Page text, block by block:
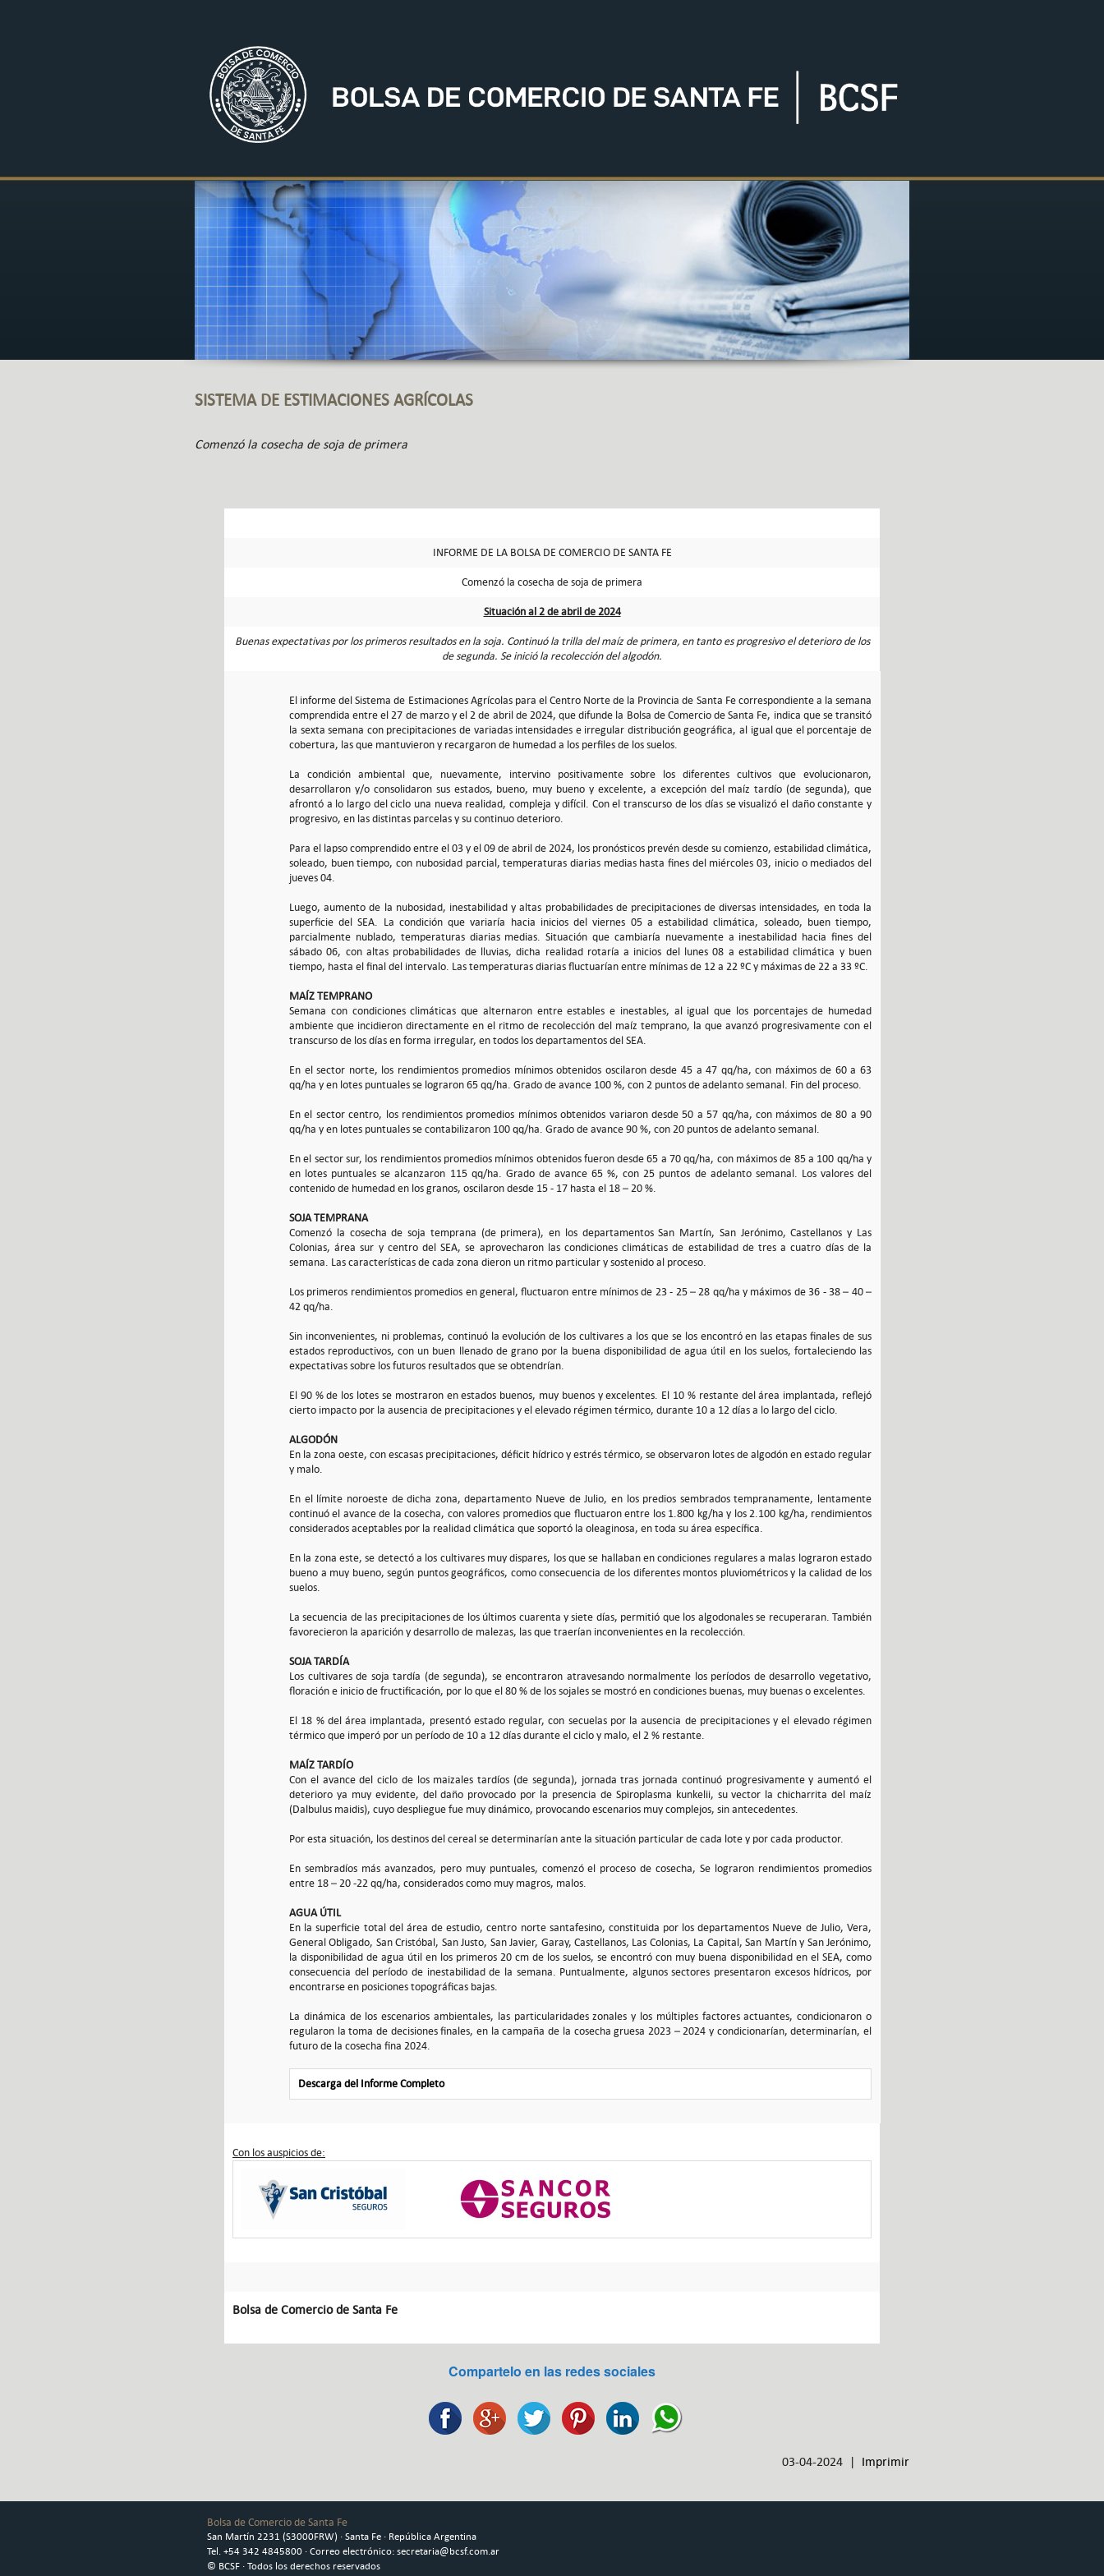
SISTEMA DE ESTIMACIONES AGRÍCOLAS
Comenzó la cosecha de soja de primera
INFORME DE LA BOLSA DE COMERCIO DE SANTA FE
Comenzó la cosecha de soja de primera
Situación al 2 de abril de 2024
Buenas expectativas por los primeros resultados en la soja. Continuó la trilla del maíz de primera, en tanto es progresivo el deterioro de los
de segunda. Se inició la recolección del algodón.
El informe del Sistema de Estimaciones Agrícolas para el Centro Norte de la Provincia de Santa Fe correspondiente a la semana
comprendida entre el 27 de marzo y el 2 de abril de 2024, que difunde la Bolsa de Comercio de Santa Fe, indica que se transitó
la sexta semana con precipitaciones de variadas intensidades e irregular distribución geográfica, al igual que el porcentaje de
cobertura, las que mantuvieron y recargaron de humedad a los perfiles de los suelos.
La condición ambiental que, nuevamente, intervino positivamente sobre los diferentes cultivos que evolucionaron,
desarrollaron y/o consolidaron sus estados, bueno, muy bueno y excelente, a excepción del maíz tardío (de segunda), que
afrontó a lo largo del ciclo una nueva realidad, compleja y difícil. Con el transcurso de los días se visualizó el daño constante y
progresivo, en las distintas parcelas y su continuo deterioro.
Para el lapso comprendido entre el 03 y el 09 de abril de 2024, los pronósticos prevén desde su comienzo, estabilidad climática,
soleado, buen tiempo, con nubosidad parcial, temperaturas diarias medias hasta fines del miércoles 03, inicio o mediados del
jueves 04.
Luego, aumento de la nubosidad, inestabilidad y altas probabilidades de precipitaciones de diversas intensidades, en toda la
superficie del SEA. La condición que variaría hacia inicios del viernes 05 a estabilidad climática, soleado, buen tiempo,
parcialmente nublado, temperaturas diarias medias. Situación que cambiaría nuevamente a inestabilidad hacia fines del
sábado 06, con altas probabilidades de lluvias, dicha realidad rotaría a inicios del lunes 08 a estabilidad climática y buen
tiempo, hasta el final del intervalo. Las temperaturas diarias fluctuarían entre mínimas de 12 a 22 ºC y máximas de 22 a 33 ºC.
MAÍZ TEMPRANO
Semana con condiciones climáticas que alternaron entre estables e inestables, al igual que los porcentajes de humedad
ambiente que incidieron directamente en el ritmo de recolección del maíz temprano, la que avanzó progresivamente con el
transcurso de los días en forma irregular, en todos los departamentos del SEA.
En el sector norte, los rendimientos promedios mínimos obtenidos oscilaron desde 45 a 47 qq/ha, con máximos de 60 a 63
qq/ha y en lotes puntuales se lograron 65 qq/ha. Grado de avance 100 %, con 2 puntos de adelanto semanal. Fin del proceso.
En el sector centro, los rendimientos promedios mínimos obtenidos variaron desde 50 a 57 qq/ha, con máximos de 80 a 90
qq/ha y en lotes puntuales se contabilizaron 100 qq/ha. Grado de avance 90 %, con 20 puntos de adelanto semanal.
En el sector sur, los rendimientos promedios mínimos obtenidos fueron desde 65 a 70 qq/ha, con máximos de 85 a 100 qq/ha y
en lotes puntuales se alcanzaron 115 qq/ha. Grado de avance 65 %, con 25 puntos de adelanto semanal. Los valores del
contenido de humedad en los granos, oscilaron desde 15 - 17 hasta el 18 – 20 %.
SOJA TEMPRANA
Comenzó la cosecha de soja temprana (de primera), en los departamentos San Martín, San Jerónimo, Castellanos y Las
Colonias, área sur y centro del SEA, se aprovecharon las condiciones climáticas de estabilidad de tres a cuatro días de la
semana. Las características de cada zona dieron un ritmo particular y sostenido al proceso.
Los primeros rendimientos promedios en general, fluctuaron entre mínimos de 23 - 25 – 28 qq/ha y máximos de 36 - 38 – 40 –
42 qq/ha.
Sin inconvenientes, ni problemas, continuó la evolución de los cultivares a los que se los encontró en las etapas finales de sus
estados reproductivos, con un buen llenado de grano por la buena disponibilidad de agua útil en los suelos, fortaleciendo las
expectativas sobre los futuros resultados que se obtendrían.
El 90 % de los lotes se mostraron en estados buenos, muy buenos y excelentes. El 10 % restante del área implantada, reflejó
cierto impacto por la ausencia de precipitaciones y el elevado régimen térmico, durante 10 a 12 días a lo largo del ciclo.
ALGODÓN
En la zona oeste, con escasas precipitaciones, déficit hídrico y estrés térmico, se observaron lotes de algodón en estado regular
y malo.
En el límite noroeste de dicha zona, departamento Nueve de Julio, en los predios sembrados tempranamente, lentamente
continuó el avance de la cosecha, con valores promedios que fluctuaron entre los 1.800 kg/ha y los 2.100 kg/ha, rendimientos
considerados aceptables por la realidad climática que soportó la oleaginosa, en toda su área específica.
En la zona este, se detectó a los cultivares muy dispares, los que se hallaban en condiciones regulares a malas lograron estado
bueno a muy bueno, según puntos geográficos, como consecuencia de los diferentes montos pluviométricos y la calidad de los
suelos.
La secuencia de las precipitaciones de los últimos cuarenta y siete días, permitió que los algodonales se recuperaran. También
favorecieron la aparición y desarrollo de malezas, las que traerían inconvenientes en la recolección.
SOJA TARDÍA
Los cultivares de soja tardía (de segunda), se encontraron atravesando normalmente los períodos de desarrollo vegetativo,
floración e inicio de fructificación, por lo que el 80 % de los sojales se mostró en condiciones buenas, muy buenas o excelentes.
El 18 % del área implantada, presentó estado regular, con secuelas por la ausencia de precipitaciones y el elevado régimen
térmico que imperó por un período de 10 a 12 días durante el ciclo y malo, el 2 % restante.
MAÍZ TARDÍO
Con el avance del ciclo de los maizales tardíos (de segunda), jornada tras jornada continuó progresivamente y aumentó el
deterioro ya muy evidente, del daño provocado por la presencia de Spiroplasma kunkelii, su vector la chicharrita del maíz
(Dalbulus maidis), cuyo despliegue fue muy dinámico, provocando escenarios muy complejos, sin antecedentes.
Por esta situación, los destinos del cereal se determinarían ante la situación particular de cada lote y por cada productor.
En sembradíos más avanzados, pero muy puntuales, comenzó el proceso de cosecha, Se lograron rendimientos promedios
entre 18 – 20 -22 qq/ha, considerados como muy magros, malos.
AGUA ÚTIL
En la superficie total del área de estudio, centro norte santafesino, constituida por los departamentos Nueve de Julio, Vera,
General Obligado, San Cristóbal, San Justo, San Javier, Garay, Castellanos, Las Colonias, La Capital, San Martín y San Jerónimo,
la disponibilidad de agua útil en los primeros 20 cm de los suelos, se encontró con muy buena disponibilidad en el SEA, como
consecuencia del período de inestabilidad de la semana. Puntualmente, algunos sectores presentaron excesos hídricos, por
encontrarse en posiciones topográficas bajas.
La dinámica de los escenarios ambientales, las particularidades zonales y los múltiples factores actuantes, condicionaron o
regularon la toma de decisiones finales, en la campaña de la cosecha gruesa 2023 – 2024 y condicionarían, determinarían, el
futuro de la cosecha fina 2024.
Descarga del Informe Completo
Con los auspicios de:
Bolsa de Comercio de Santa Fe
Compartelo en las redes sociales
03-04-2024 | Imprimir
Bolsa de Comercio de Santa Fe
San Martín 2231 (S3000FRW) · Santa Fe · República Argentina
Tel. +54 342 4845800 · Correo electrónico: secretaria@bcsf.com.ar
© BCSF · Todos los derechos reservados